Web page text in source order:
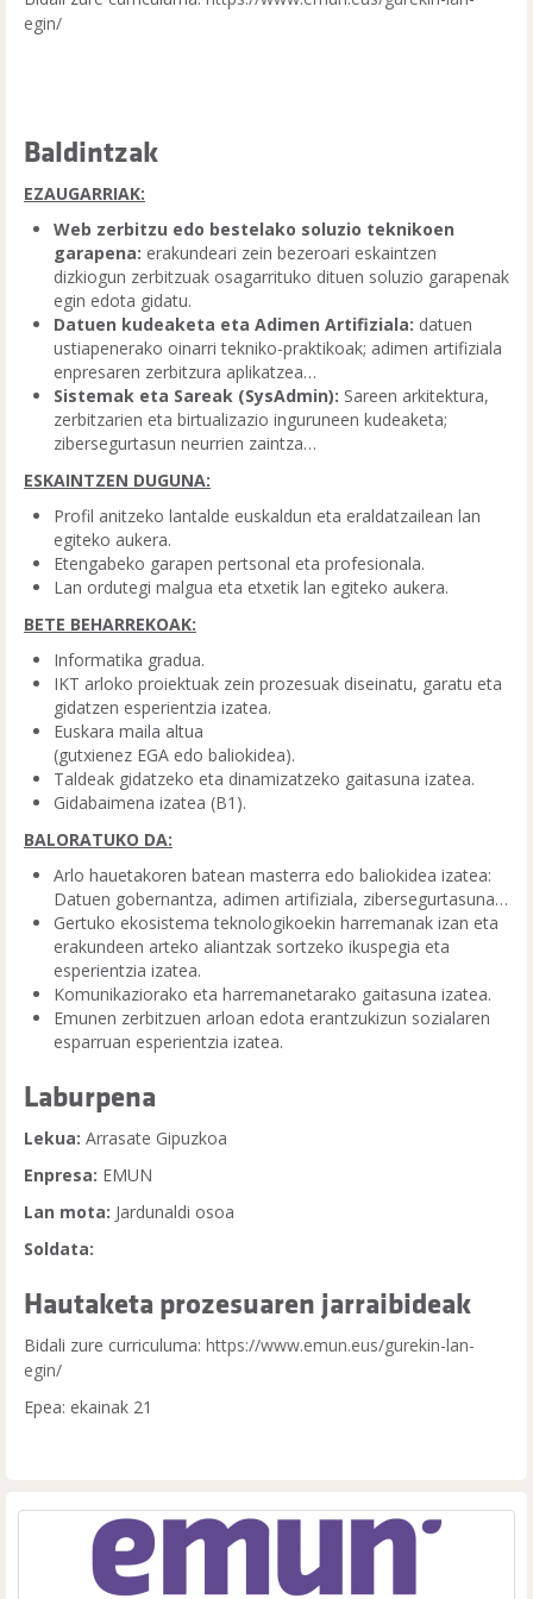
egin/
Baldintzak
EZAUGARRIAK:
Web zerbitzu edo bestelako soluzio teknikoen
garapena: erakundeari zein bezeroari eskaintzen
dizkiogun zerbitzuak osagarrituko dituen soluzio garapenak
egin edota gidatu.
Datuen kudeaketa eta Adimen Artifiziala: datuen
ustiapenerako oinarri tekniko-praktikoak; adimen artifiziala
enpresaren zerbitzura aplikatzea…
Sistemak eta Sareak (SysAdmin): Sareen arkitektura,
zerbitzarien eta birtualizazio inguruneen kudeaketa;
zibersegurtasun neurrien zaintza…
ESKAINTZEN DUGUNA:
Profil anitzeko lantalde euskaldun eta eraldatzailean lan
egiteko aukera.
Etengabeko garapen pertsonal eta profesionala.
Lan ordutegi malgua eta etxetik lan egiteko aukera.
BETE BEHARREKOAK:
Informatika gradua.
IKT arloko proiektuak zein prozesuak diseinatu, garatu eta
gidatzen esperientzia izatea.
Euskara maila altua
(gutxienez EGA edo baliokidea).
Taldeak gidatzeko eta dinamizatzeko gaitasuna izatea.
Gidabaimena izatea (B1).
BALORATUKO DA:
Arlo hauetakoren batean masterra edo baliokidea izatea:
Datuen gobernantza, adimen artifiziala, zibersegurtasuna…
Gertuko ekosistema teknologikoekin harremanak izan eta
erakundeen arteko aliantzak sortzeko ikuspegia eta
esperientzia izatea.
Komunikaziorako eta harremanetarako gaitasuna izatea.
Emunen zerbitzuen arloan edota erantzukizun sozialaren
esparruan esperientzia izatea.
Laburpena
Lekua: Arrasate Gipuzkoa
Enpresa: EMUN
Lan mota: Jardunaldi osoa
Soldata:
Hautaketa prozesuaren jarraibideak
Bidali zure curriculuma: https://www.emun.eus/gurekin-lan-
egin/
Epea: ekainak 21